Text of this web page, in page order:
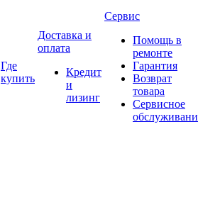
Где
купить
Доставка и
оплата
Кредит
и
лизинг
Сервис
Помощь в
ремонте
Гарантия
Возврат
товара
Сервисное